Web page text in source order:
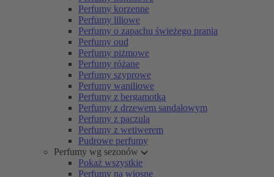
Perfumy korzenne
Perfumy liliowe
Perfumy o zapachu świeżego prania
Perfumy oud
Perfumy piżmowe
Perfumy różane
Perfumy szyprowe
Perfumy waniliowe
Perfumy z bergamotką
Perfumy z drzewem sandałowym
Perfumy z paczulą
Perfumy z wetiwerem
Pudrowe perfumy
Perfumy wg sezonów
Pokaż wszystkie
Perfumy na wiosnę